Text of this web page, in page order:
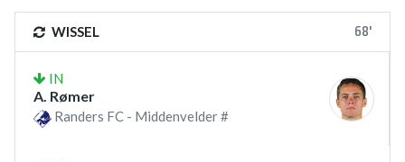
WISSEL 68'
IN
A. Rømer
Randers FC - Middenvelder #